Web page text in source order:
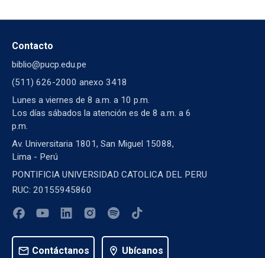
Contacto
biblio@pucp.edu.pe
(511) 626-2000 anexo 3418
Lunes a viernes de 8 a.m. a 10 p.m.
Los días sábados la atención es de 8 a.m. a 6
p.m.
Av. Universitaria 1801, San Miguel 15088,
Lima - Perú
PONTIFICIA UNIVERSIDAD CATOLICA DEL PERU
RUC: 20155945860
mail Contáctanos location_on Ubícanos